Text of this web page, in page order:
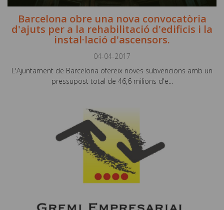
Barcelona obre una nova convocatòria
d'ajuts per a la rehabilitació d'edificis i la
instal·lació d'ascensors.
04-04-2017
L'Ajuntament de Barcelona ofereix noves subvencions amb un
pressupost total de 46,6 milions d'e...